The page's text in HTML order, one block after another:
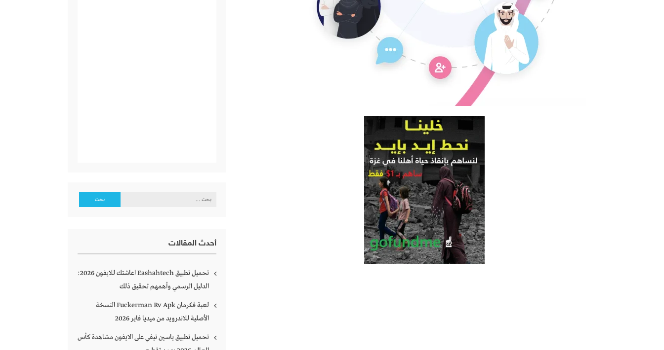
البحث
أحدث المقالات
تحميل تطبيق Eashahtech اعاشتك للايفون 2026:
الدليل الرسمي وأهمهم تحقيق ذلك
لعبة فكرمان Fuckerman Rv Apk النسخة
الأصلية للاندرويد من ميديا فاير 2026
تحميل تطبيق ياسين تيفي على الايفون مشاهدة كأس